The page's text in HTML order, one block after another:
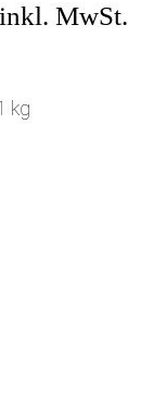
inkl. MwSt.
kg